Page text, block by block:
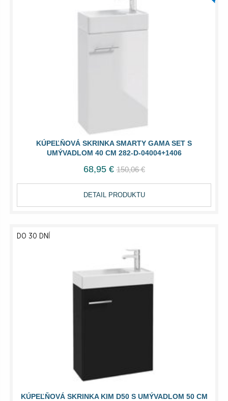
KÚPEĽŇOVÁ SKRINKA SMARTY GAMA SET S
UMÝVADLOM 40 CM 282-D-04004+1406
68,95 € 150,06 €
DETAIL PRODUKTU
KÚPEĽŇOVÁ SKRINKA KIM D50 S UMÝVADLOM 50 CM
DO 30 DNÍ